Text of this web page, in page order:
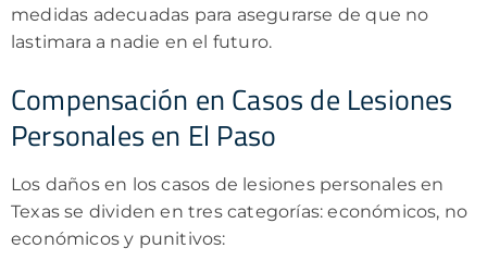
medidas adecuadas para asegurarse de que no
lastimara a nadie en el futuro.
Compensación en Casos de Lesiones
Personales en El Paso
Los daños en los casos de lesiones personales en
Texas se dividen en tres categorías: económicos, no
económicos y punitivos: